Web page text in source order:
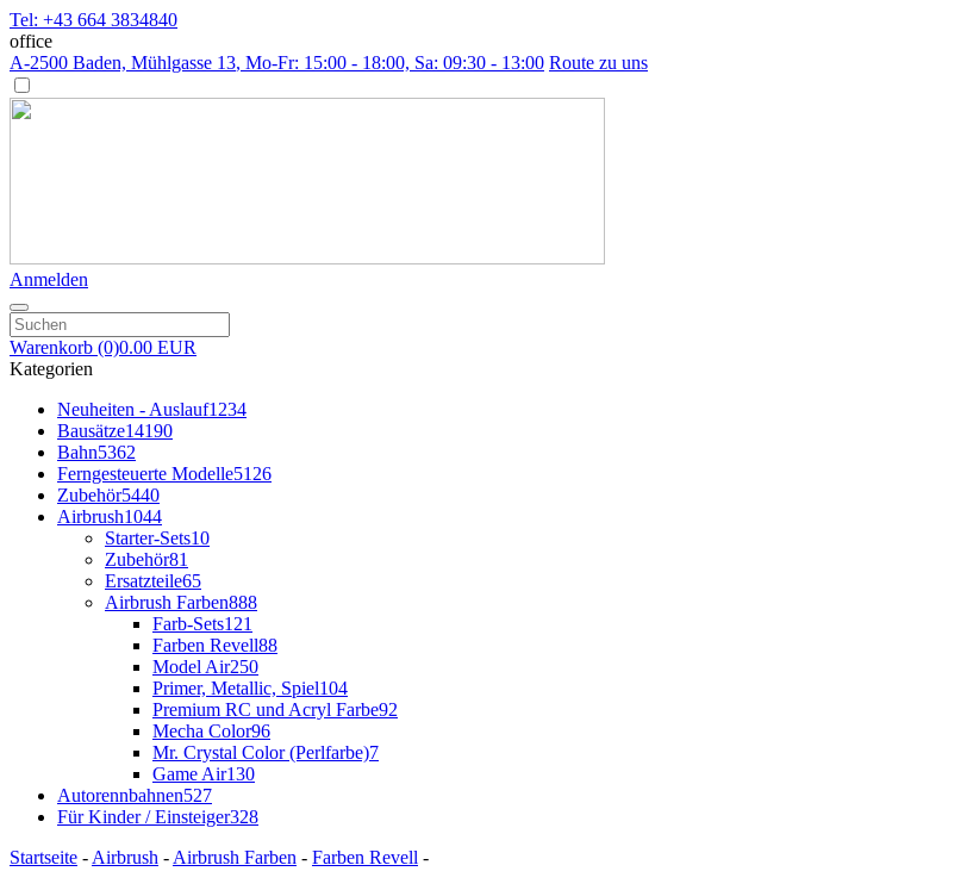
Tel: +43 664 3834840
office
A-2500 Baden, Mühlgasse 13, Mo-Fr: 15:00 - 18:00, Sa: 09:30 - 13:00 Route zu uns
Anmelden
Warenkorb (0)0.00 EUR
Kategorien
Neuheiten - Auslauf1234
Bausätze14190
Bahn5362
Ferngesteuerte Modelle5126
Zubehör5440
Airbrush1044
Starter-Sets10
Zubehör81
Ersatzteile65
Airbrush Farben888
Farb-Sets121
Farben Revell88
Model Air250
Primer, Metallic, Spiel104
Premium RC und Acryl Farbe92
Mecha Color96
Mr. Crystal Color (Perlfarbe)7
Game Air130
Autorennbahnen527
Für Kinder / Einsteiger328
Startseite - Airbrush - Airbrush Farben - Farben Revell -